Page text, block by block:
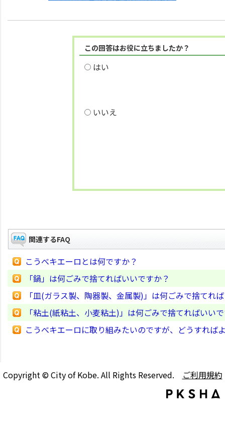
この回答はお役に立ちましたか？
はい
いいえ
関連するFAQ
こうべキエーロとは何ですか？
「鍋」は何ごみで捨てればいいですか？
「皿(ガラス製、陶器製、金属製)」は何ごみで捨てれ
「粘土(紙粘土、小麦粘土)」は何ごみで捨てればいい
こうべキエーロに取り組みたいのですが、どうすれば
Copyright © City of Kobe. All Rights Reserved. ご利用規約